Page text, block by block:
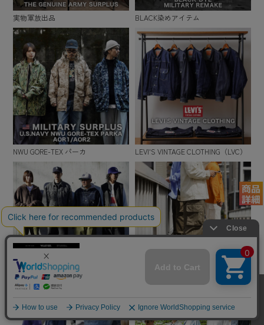
実物軍放出品 BLACK染めアイテム
NWU GORE-TEX パーカ LEVI'S VINTAGE CLOTHING（LVC）
WAIPER.inc 米軍 M-51 カーゴパンツ
WAIPER.inc フランス軍 M-47 カーゴ